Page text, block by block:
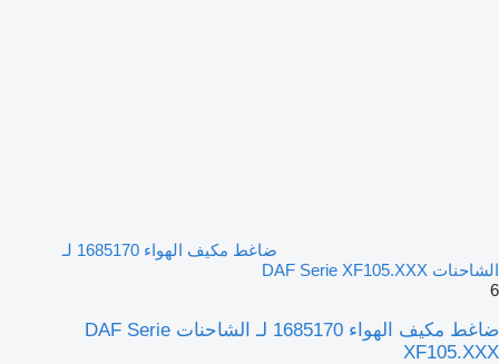
ضاغط مكيف الهواء 1685170 لـ
الشاحنات DAF Serie XF105.XXX
6
ضاغط مكيف الهواء 1685170 لـ الشاحنات DAF Serie
XF105.XXX